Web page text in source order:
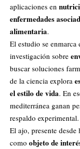
aplicaciones en
enfermedades
alimentaria.
El estudio se
investigación sobre
buscar soluciones
de la ciencia explora
el estilo de vida. En
mediterránea ganan
respaldo experimental.
El ajo, presente desde
como objeto de